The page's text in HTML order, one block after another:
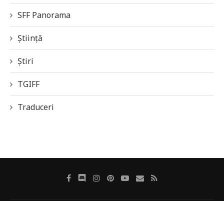
SFF Panorama
Știință
Știri
TGIFF
Traduceri